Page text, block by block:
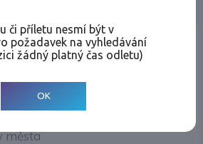
města
či příletu nesmí být v
požadavek na vyhledávání
žádný platný čas odletu)
OK